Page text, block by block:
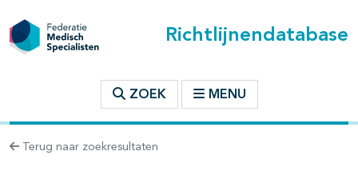
Richtlijnendatabase
ZOEK MENU
Terug naar zoekresultaten
binnen deze richtlijn